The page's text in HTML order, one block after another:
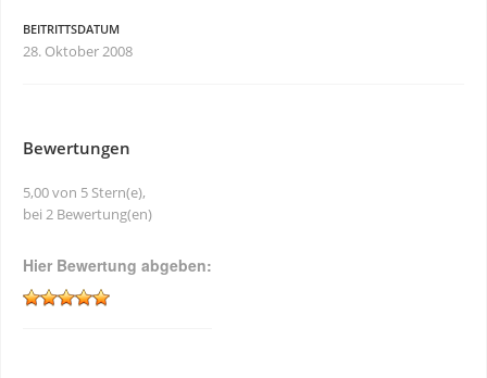
BEITRITTSDATUM
28. Oktober 2008
Bewertungen
5,00 von 5 Stern(e),
bei 2 Bewertung(en)
Hier Bewertung abgeben: